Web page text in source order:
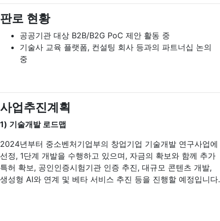
판로 현황
공공기관 대상 B2B/B2G PoC 제안 활동 중
기술사 교육 플랫폼, 컨설팅 회사 등과의 파트너십 논의
중
사업추진계획
1) 기술개발 로드맵
2024년부터 중소벤처기업부의 창업기업 기술개발 연구사업에
선정, 1단계 개발을 수행하고 있으며, 자금의 확보와 함께 추가
특허 확보, 공인인증시험기관 인증 추진, 대규모 콘텐츠 개발,
생성형 AI와 연계 및 베타 서비스 추진 등을 진행할 예정입니다.